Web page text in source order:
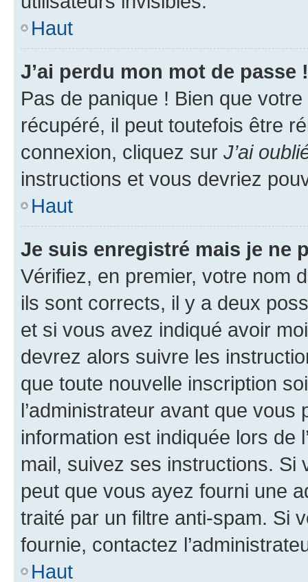
Haut
J’ai perdu mon mot de passe !
Pas de panique ! Bien que
récupéré, il peut toutefois être
connexion, cliquez sur J’ai
instructions et vous devriez
Haut
Je suis enregistré mais je ne
Vérifiez, en premier, votre nom
ils sont corrects, il y a deux
et si vous avez indiqué avoir
devrez alors suivre les
que toute nouvelle inscription
l’administrateur avant que
information est indiquée lors de
mail, suivez ses instructions. Si
peut que vous ayez fourni une
traité par un filtre anti-spam. Si
fournie, contactez
Haut